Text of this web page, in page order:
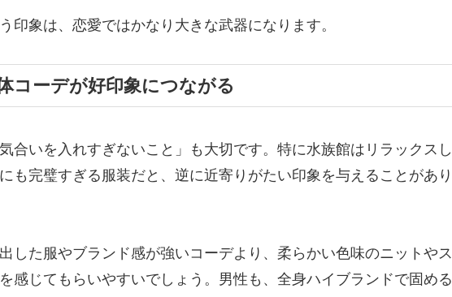
印象は、恋愛ではかなり大きな武器になります。
コーデが好印象につながる
合いを入れすぎないこと」も大切です。特に水族館はリラックスし
も完璧すぎる服装だと、逆に近寄りがたい印象を与えることがあり
した服やブランド感が強いコーデより、柔らかい色味のニットやス
感じてもらいやすいでしょう。男性も、全身ハイブランドで固める